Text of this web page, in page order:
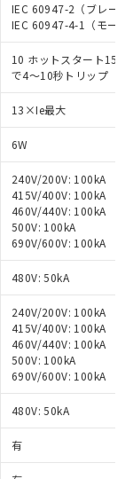
IEC 60947-2（ブレー
IEC 60947-4-1（モー
10 ホットスタート
で4～10秒トリップ
13×Ie最大
6W
240V/200V: 100kA
415V/400V: 100kA
460V/440V: 100kA
500V: 100kA
690V/600V: 100kA
480V: 50kA
240V/200V: 100kA
415V/400V: 100kA
460V/440V: 100kA
500V: 100kA
690V/600V: 100kA
480V: 50kA
有
のうえ
事業取扱
準価格
もので
中には、
品もある
結果は、
質）の
商品で
）の非含
のある
物質）の
出す予
物質）の
認中の
で、有
などや
RoHSの
RoHSの
。
へお問
、外国
る商品